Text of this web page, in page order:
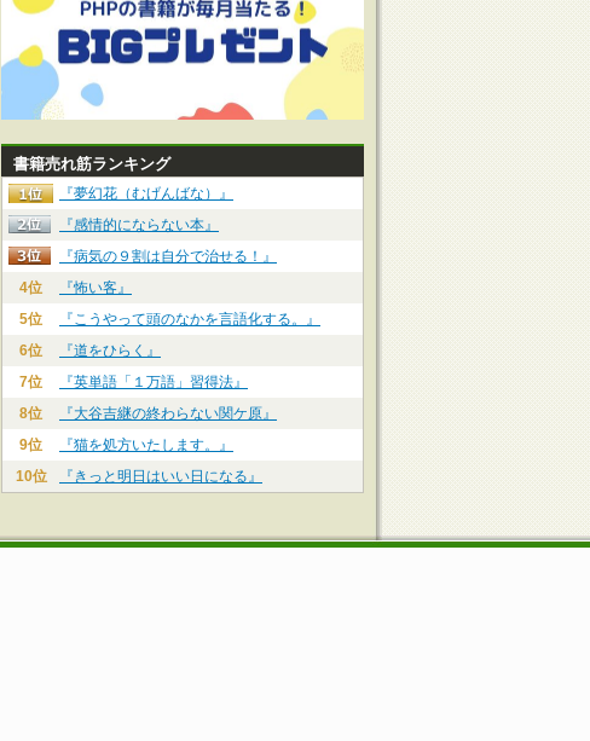
書籍売れ筋ランキング
『夢幻花（むげんばな）』
『感情的にならない本』
『病気の９割は自分で治せる！』
4位
『怖い客』
5位
『こうやって頭のなかを言語化する。』
6位
『道をひらく』
7位
『英単語「１万語」習得法』
8位
『大谷吉継の終わらない関ケ原』
9位
『猫を処方いたします。』
10位
『きっと明日はいい日になる』